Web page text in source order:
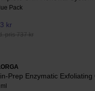
Pack
kr
pris 737 kr
Prep Enzymatic Exfoliating